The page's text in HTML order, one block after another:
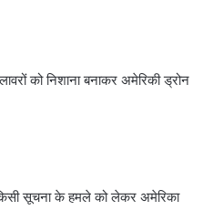
को निशाना बनाकर अमेरिकी ड्रोन
किसी सूचना के हमले को लेकर अमेरिका